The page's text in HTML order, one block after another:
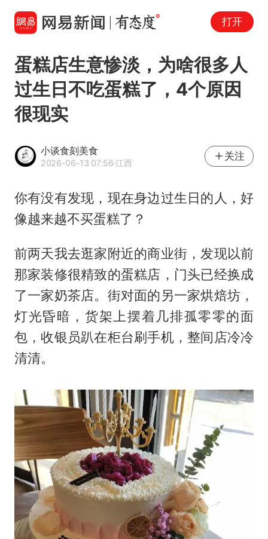
打开
蛋糕店生意惨淡，为啥很多人
过生日不吃蛋糕了，4个原因
很现实
小谈食刻美食
2026-06-13 07:56·江西
关注
你有没有发现，现在身边过生日的人，好
像越来越不买蛋糕了？
前两天我去逛家附近的商业街，发现以前
那家装修很精致的蛋糕店，门头已经换成
了一家奶茶店。街对面的另一家烘焙坊，
灯光昏暗，货架上摆着几排孤零零的面
包，收银员趴在柜台刷手机，整间店冷冷
清清。